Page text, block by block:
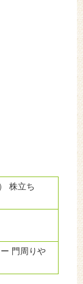
株立ち
門周りや